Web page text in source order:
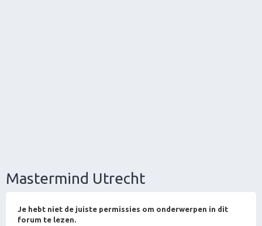
Mastermind Utrecht
Je hebt niet de juiste permissies om onderwerpen in dit
forum te lezen.